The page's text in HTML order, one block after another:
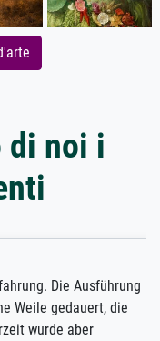
di noi i
Ausführung
die
aber